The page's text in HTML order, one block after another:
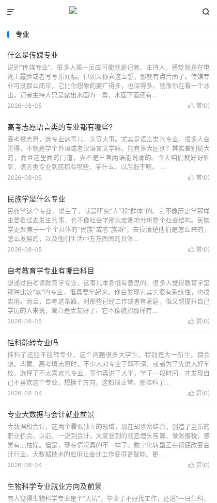


专业
什么是传媒专业
说到“传媒专业”，很多人第一反应可能就是记者、主持人，感觉就是在电
视上露脸或者写写新闻稿。但如果你真这么想，那就有点片面了。传媒专
业可没那么简单，它比你想象的要广得多，也深得多。就像你在看一个冰
山，记者主持人只是露出水面的一角，水面下面还有...
 赞(0)
2026-08-05
高考志愿语言类的专业都有哪些?
高考报志愿，选专业这事儿，头等大事。尤其是语言类的专业，很多人会
觉得，不就是学个外语或者汉语言文学嘛，能有多大区别？其实差别挺大
的，而且这里面的门道，真不是三言两语能说清的。今天咱们就好好聊
聊，语言类专业到底都有哪些，学什么，以后能干啥。 ...
 赞(0)
2026-08-05
民族学是什么专业
民族学这个专业，说白了，就是研究“人”和“群体”的。它不像历史学那样
主要看过去发生的事，也不像社会学那么宏观地分析整个社会结构。民族
学更聚焦于一个个具体的“民族”或者“族群”，去搞清楚他们是怎么来的，
怎么发展的，以及他们生活中方方面面的具体...
 赞(0)
2026-08-05
自考教育学专业有哪些科目
想通过自考读教育学专业，这事儿本身挺有意思的。很多人觉得教育学是
那种比较“软”的专业，但真要学起来，你会发现它其实很有系统性，也很
实用。而且，自考这条路，对那些已经工作或者有家庭，但又想提升自己
学历的人来说，简直是太友好了。它不像统招那样有...
 赞(0)
2026-08-05
挂科能转专业吗
挂科了还能不能转专业，这个问题很多大学生，特别是大一新生，都会
想。毕竟，高考填志愿时，不少人对专业了解不深，或者为了先进入好学
校，选择了不太喜欢的专业。等你真进了大学，学了一段时间，才发现自
己不喜欢这个专业，想换个方向，这都很正常。那挂科了...
 赞(0)
2026-08-04
专业大数据与会计就业前景
大数据和会计，这两个看似独立的领域，现在却紧密结合，创造了全新的
职业机会。以前，一说到会计，大家想到的就是埋头苦算、做账报税，感
觉有点枯燥。但是，现在情况真的不一样了。数字化转型正在彻底改变会
计行业，大数据技术的应用让会计工作变得更智能、更...
 赞(0)
2026-08-04
生物科学专业就业方向及前景
有人觉得生物科学专业是个“天坑”，毕业了不好找工作，还说“一日生科，